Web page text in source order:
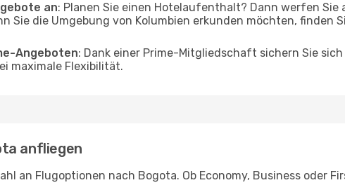
an: Planen Sie einen Hotelaufenthalt? Dann werfen Sie
Sie die Umgebung von Kolumbien erkunden möchten, finden
Angeboten: Dank einer Prime-Mitgliedschaft sichern Sie
maximale Flexibilität.
anfliegen
an Flugoptionen nach Bogota. Ob Economy, Business oder